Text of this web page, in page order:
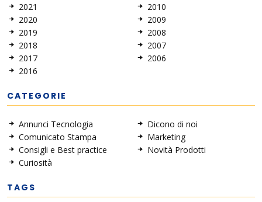
2021
2020
2019
2018
2017
2016
2010
2009
2008
2007
2006
CATEGORIE
Annunci Tecnologia
Comunicato Stampa
Consigli e Best practice
Curiosità
Dicono di noi
Marketing
Novità Prodotti
TAGS